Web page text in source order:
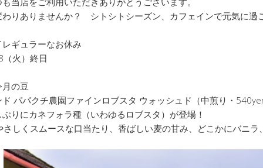
わりありませんか？ シトシトシーズン、カフェインで元気に過
ギュラーなお休み
（火）終日
の豆
ド パパクチ農園ファインロブスタ ウォッシュド（中煎り・
ぶりにカネフォラ種（いわゆるロブスタ）が登場！
さしくスムースな口当たり、香ばしい麦の甘み、どこかにバニラ